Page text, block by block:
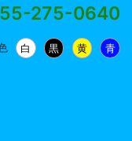
275-0640
白 黒 黄 青
小 中 大